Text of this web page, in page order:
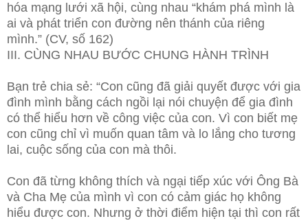
hóa mạng lưới xã hội, cùng nhau “khám phá mình là
ai và phát triển con đường nên thánh của riêng
mình.” (CV, số 162)
III. CÙNG NHAU BƯỚC CHUNG HÀNH TRÌNH
Bạn trẻ chia sẻ: “Con cũng đã giải quyết được với gia
đình mình bằng cách ngồi lại nói chuyện để gia đình
có thể hiểu hơn về công việc của con. Vì con biết mẹ
con cũng chỉ vì muốn quan tâm và lo lắng cho tương
lai, cuộc sống của con mà thôi.
Con đã từng không thích và ngại tiếp xúc với Ông Bà
và Cha Mẹ của mình vì con có cảm giác họ không
hiểu được con. Nhưng ở thời điểm hiện tại thì con rất